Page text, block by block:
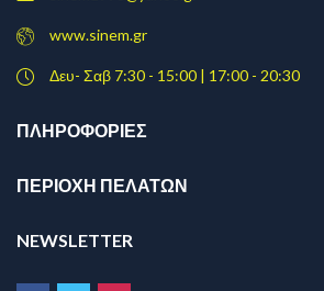
www.sinem.gr
Δευ- Σαβ 7:30 - 15:00 | 17:00 - 20:30
ΠΛΗΡΟΦΟΡΊΕΣ
ΠΕΡΙΟΧΗ ΠΕΛΑΤΩΝ
NEWSLETTER